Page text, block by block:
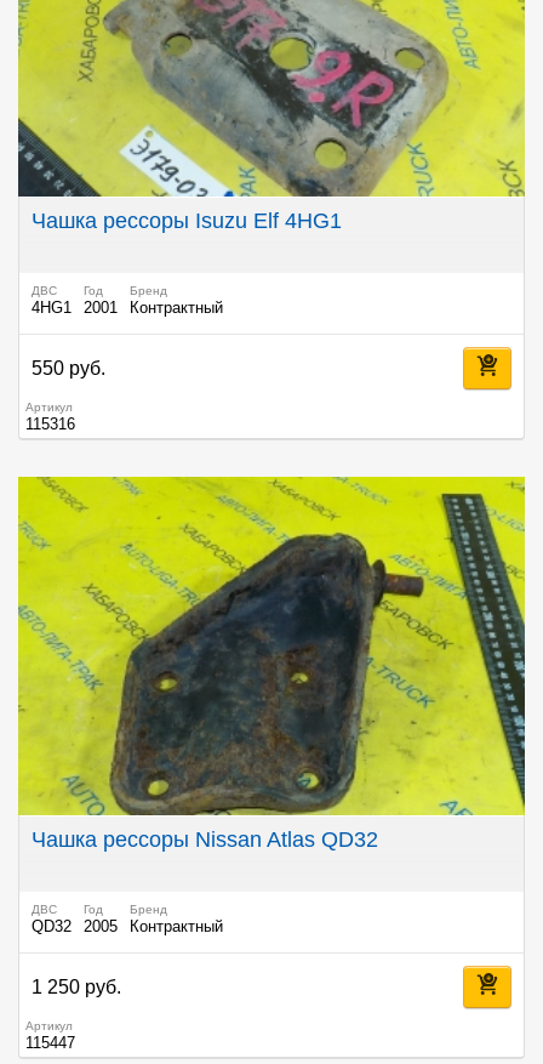
Чашка рессоры Isuzu Elf 4HG1
ДВС
4HG1
Год
2001
Бренд
Контрактный
550 руб.
Артикул
115316
Чашка рессоры Nissan Atlas QD32
ДВС
QD32
Год
2005
Бренд
Контрактный
1 250 руб.
Артикул
115447